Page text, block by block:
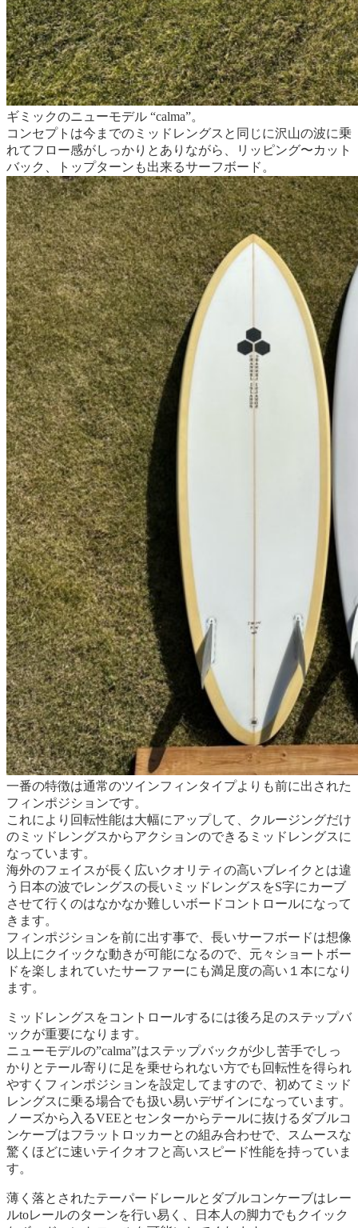
ギミックのニューモデル “calma”。
コンセプトは今までのミッドレングスと同じに沢山の波に乗
れてフロー感がしっかりとありながら、リッピング〜カット
バック、トップターンも出来るサーフボード。
一番の特徴は通常のツインフィンタイプよりも前に出された
フィンポジションです。
これにより回転性能は大幅にアップして、クルージングだけ
のミッドレングスからアクションのできるミッドレングスに
なっています。
海外のフェイスが長く広いクオリティの高いブレイクとは違
う日本の波でレングスの長いミッドレングスをS字にカーブ
させて行くのはなかなか難しいボードコントロールになって
きます。
フィンポジションを前に出す事で、長いサーフボードは想像
以上にクイックな動きが可能になるので、元々ショートボー
ドを楽しまれていたサーファーにも満足度の高い１本になり
ます。
ミッドレングスをコントロールするには後ろ足のステップバ
ックが重要になります。
ニューモデルの”calma”はステップバックが少し苦手でしっ
かりとテール寄りに足を乗せられない方でも回転性を得られ
やすくフィンポジションを設定してますので、初めてミッド
レングスに乗る場合でも扱い易いデザインになっています。
ノーズから入るVEEとセンターからテールに抜けるダブルコ
ンケーブはフラットロッカーとの組み合わせで、スムースな
驚くほどに速いテイクオフと高いスピード性能を持っていま
す。
薄く落とされたテーパードレールとダブルコンケーブはレー
ルtoレールのターンを行い易く、日本人の脚力でもクイック